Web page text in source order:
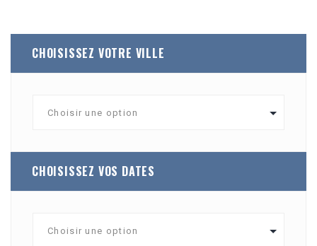
CHOISISSEZ VOTRE VILLE
CHOISISSEZ VOS DATES